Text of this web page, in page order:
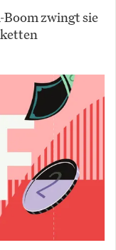
Boom zwingt sie